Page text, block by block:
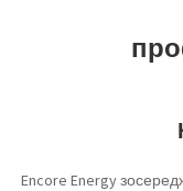
Encore Energy